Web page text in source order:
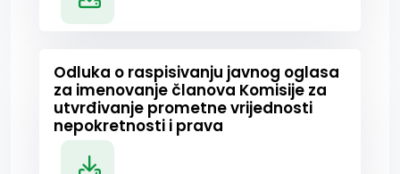
Odluka o raspisivanju javnog oglasa
za imenovanje članova Komisije za
utvrđivanje prometne vrijednosti
nepokretnosti i prava